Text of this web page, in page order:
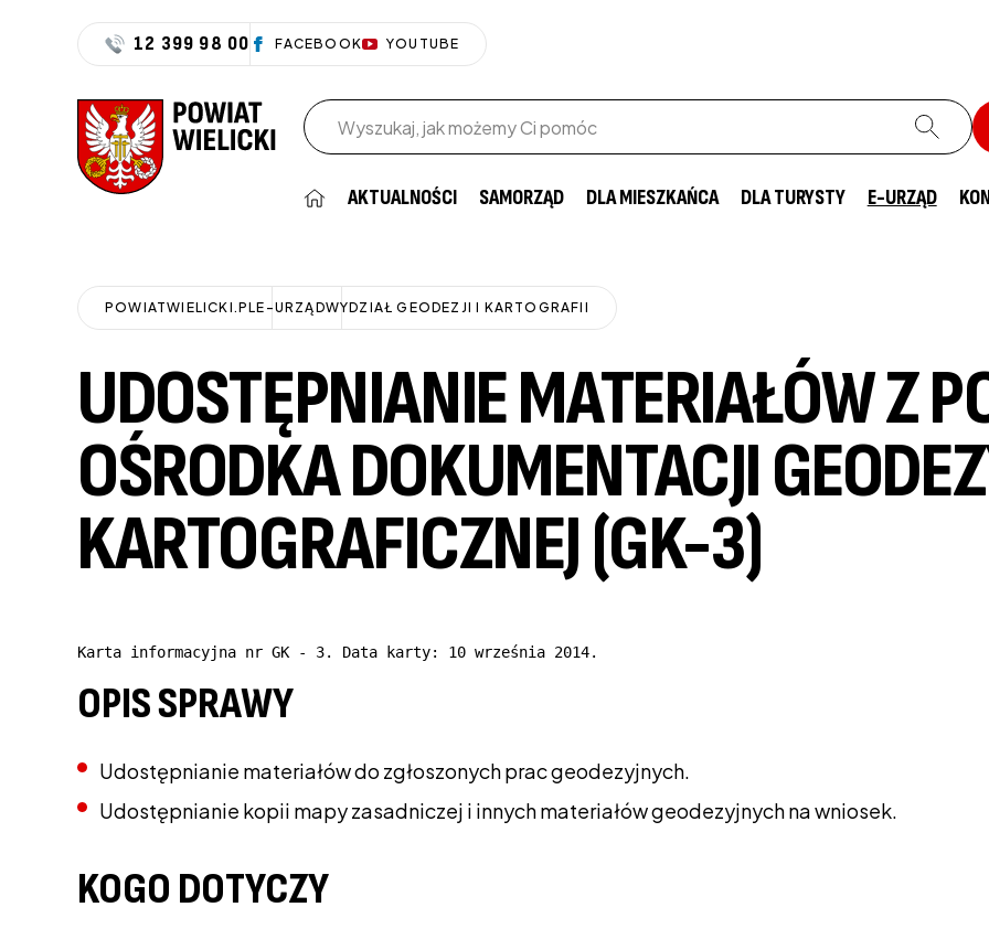
12 399 98 00 FACEBOOK YOUTUBE
Wpisz szukaną frazę
AKTUALNOŚCI SAMORZĄD DLA MIESZKAŃCA DLA TURYSTY E-URZĄD
POWIATWIELICKI.PLE-URZĄDWYDZIAŁ GEODEZJI I KARTOGRAFII
UDOSTĘPNIANIE MATERIAŁÓW Z
OŚRODKA DOKUMENTACJI
KARTOGRAFICZNEJ (GK-3)
Karta informacyjna nr GK - 3. Data karty: 10 września 2014.
OPIS SPRAWY
Udostępnianie materiałów do zgłoszonych prac geodezyjnych.
Udostępnianie kopii mapy zasadniczej i innych materiałów geodezyjnych na wniosek.
KOGO DOTYCZY